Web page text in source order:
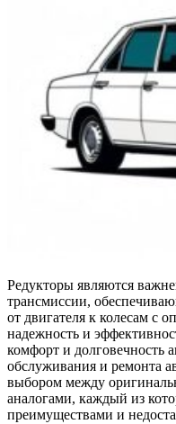
Редукторы являются
трансмиссии,
от двигателя к колесам с
надежность и
комфорт и долговечность
обслуживания и ремонта
выбором между
аналогами, каждый из
преимуществами и